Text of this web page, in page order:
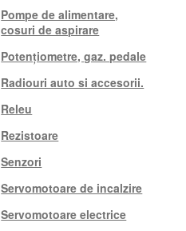
Pompe de alimentare,
cosuri de aspirare
Potențiometre, gaz. pedale
Radiouri auto si accesorii.
Releu
Rezistoare
Senzori
Servomotoare de incalzire
Servomotoare electrice